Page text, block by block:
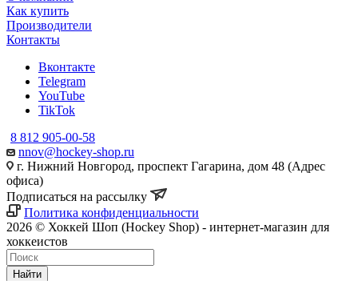
Как купить
Производители
Контакты
Вконтакте
Telegram
YouTube
TikTok
8 812 905-00-58
nnov@hockey-shop.ru
г. Нижний Новгород, проспект Гагарина, дом 48 (Адрес
офиса)
Подписаться на рассылку
Политика конфиденциальности
2026 © Хоккей Шоп (Hockey Shop) - интернет-магазин для
хоккеистов
Найти